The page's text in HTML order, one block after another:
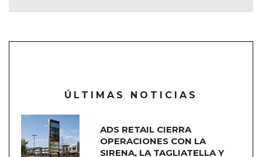
ÚLTIMAS NOTICIAS
ADS RETAIL CIERRA
OPERACIONES CON LA
SIRENA, LA TAGLIATELLA Y